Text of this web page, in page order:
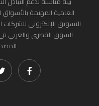
العامية المهتمة بالأسواق
التسويق الإلكتروني
السوق القطري والعربي